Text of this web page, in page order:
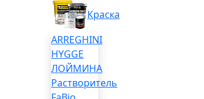
Краска
ARREGHINI
HYGGE
ЛОЙМИНА
Растворитель